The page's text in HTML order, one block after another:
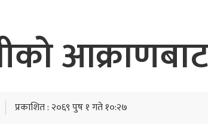
प्रकाशित : २०६९ पुष १ गते १०:२७